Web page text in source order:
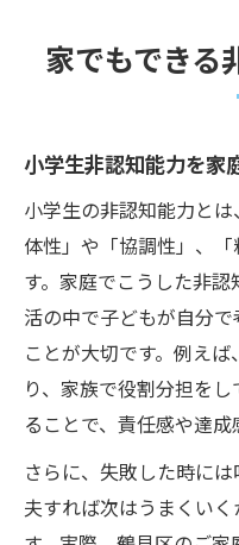
家でもできる
小学生非認知能力を家
小学生の非認知能力と
体性」や「協調性」、
す。家庭でこうした非
活の中で子どもが自分
ことが大切です。例え
り、家族で役割分担を
ることで、責任感や達成
さらに、失敗した時に
夫すれば次はうまくい